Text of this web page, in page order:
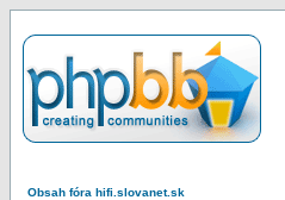
Obsah fóra hifi.slovanet.sk